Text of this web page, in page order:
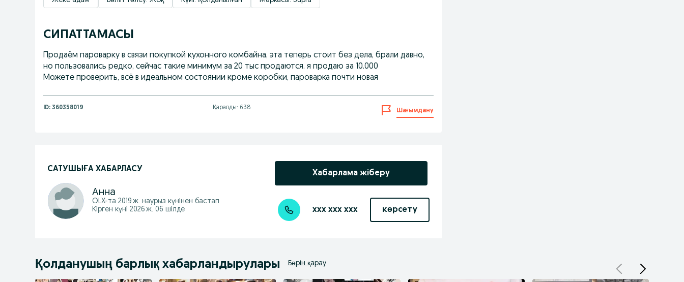
СИПАТТАМАСЫ
Продаём пароварку в связи покупкой кухонного комбайна, эта теперь стоит без дела, брали давно,
но пользовались редко, сейчас такие минимум за 20 тыс продаются. я продаю за 10.000
Можете проверить, всё в идеальном состоянии кроме коробки, пароварка почти новая
ID: 360358019 Қаралды: 638 Шағымдану
САТУШЫҒА ХАБАРЛАСУ
Анна
OLX-та 2019 ж. наурыз күнінен бастап
Кірген күні 2026 ж. 06 шілде
Хабарлама жіберу
xxx xxx xxx көрсету
Қолданушың барлық хабарландырулары Бәрін қарау